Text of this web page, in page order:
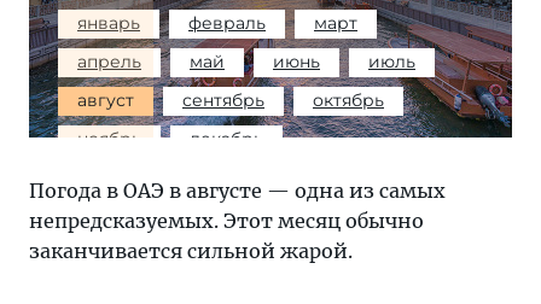
январь
февраль
март
апрель
май июнь
июль
август
сентябрь
октябрь
ноябрь
декабрь
Погода в ОАЭ в августе — одна из самых
непредсказуемых. Этот месяц обычно
заканчивается сильной жарой.